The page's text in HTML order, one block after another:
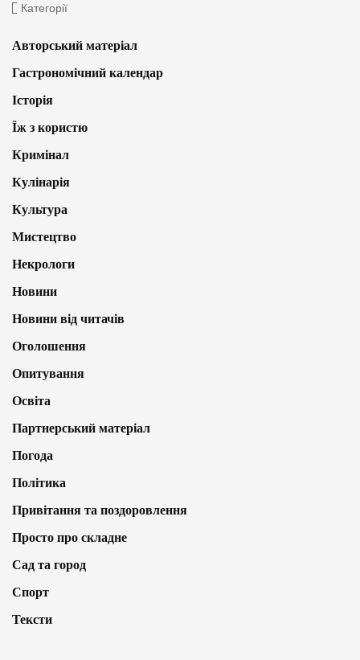
Категорії
Авторський матеріал
Гастрономічний календар
Історія
Їж з користю
Кримінал
Кулінарія
Культура
Мистецтво
Некрологи
Новини
Новини від читачів
Оголошення
Опитування
Освіта
Партнерський матеріал
Погода
Політика
Привітання та поздоровлення
Просто про складне
Сад та город
Спорт
Тексти